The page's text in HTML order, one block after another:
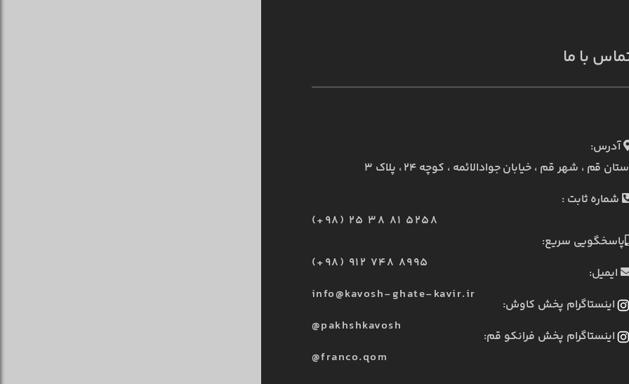
با ما
آدرس:
قم ، شهر قم ، خیابان جوادالائمه ، کوچه ۲۴ ، پلاک ۳
شماره ثابت :
(+98) 25 38 81 5258
پاسخگویی سریع:
(+98) 912 748 8995
ایمیل:
info@kavosh-ghate-kavir.ir
اینستاگرام پخش کاوش:
@pakhshkavosh
اینستاگرام پخش فرانکو قم:
@franco.qom